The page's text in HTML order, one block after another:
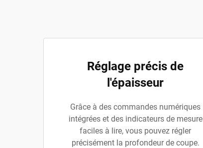
Réglage précis de
l'épaisseur
Grâce à des commandes numériques
intégrées et des indicateurs de mesure
faciles à lire, vous pouvez régler
précisément la profondeur de coupe.